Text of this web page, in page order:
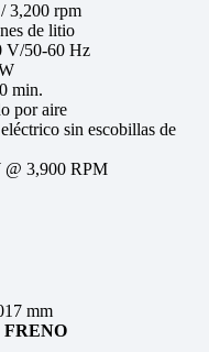
3,200 rpm
de litio
V/50-60 Hz
min.
por aire
sin escobillas de
@ 3,900 RPM
mm